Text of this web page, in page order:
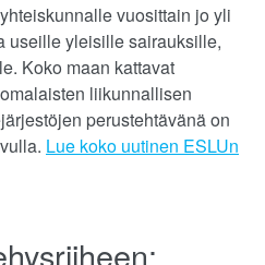
vuosittain jo yli
useille yleisille sairauksille,
Koko maan kattavat
liikunnallisen
perustehtävänä on
Lue koko uutinen ESLUn